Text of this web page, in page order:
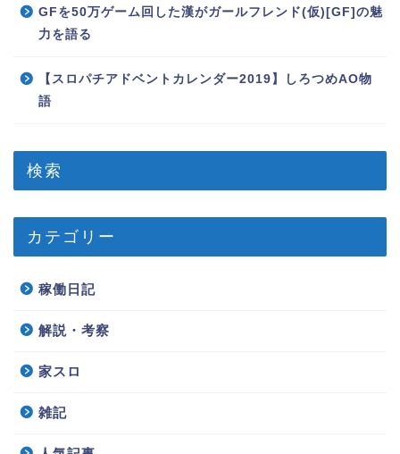
GFを50万ゲーム回した漢がガールフレンド(仮)[GF]の魅
力を語る
【スロパチアドベントカレンダー2019】しろつめAO物
語
検索
カテゴリー
稼働日記
解説・考察
家スロ
雑記